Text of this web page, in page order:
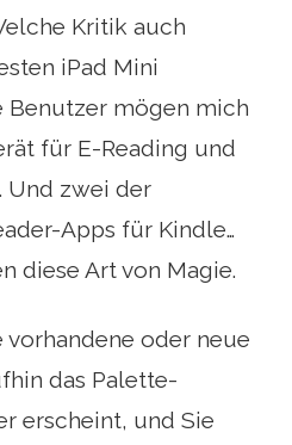
Kritik auch
iPad Mini
Benutzer mögen mich
für E-Reading und
Und zwei der
Apps für Kindle…
diese Art von Magie.
vorhandene oder neue
das Palette-
erscheint, und Sie